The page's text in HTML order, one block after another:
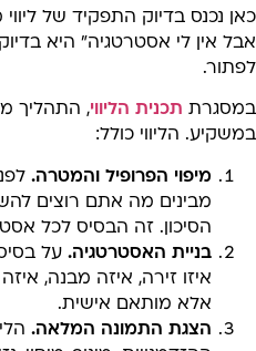
נכנס בדיוק התפקיד של ליווי
אין לי אסטרטגיה” היא
תכנית הליווי , התהליך
הליווי כולל:
מיפוי הפרופיל והמטרה.
מבינים מה אתם רוצים
הסיכון. זה הבסיס לכל
בניית האסטרטגיה.על בסיס
איזו זירה, איזה מבנה,
אלא מותאם אישית.
הצגת התמונה המלאה.